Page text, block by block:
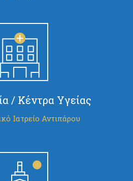
/ Κέντρα Υγείας
Ιατρείο Αντιπάρου